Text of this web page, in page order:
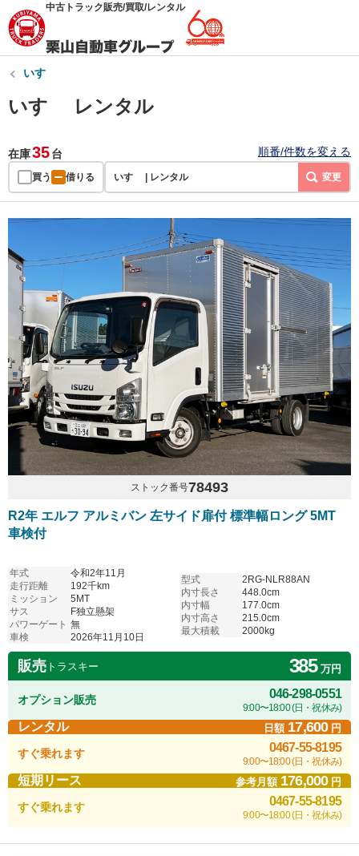
中古トラック販売/買取/レンタル
いすゞ
いすゞ レンタル
在庫35台 順番/件数を変える
買う 借りる いすゞ | レンタル 変更
ストック番号78493
R2年 エルフ アルミバン 左サイド扉付 標準幅ロング 5MT
車検付
年式
令和2年11月
走行距離
192千km
ミッション
5MT
サス
F独立懸架
パワーゲート 無
車検
2026年11月10日
型式
2RG-NLR88AN
内寸長さ
448.0cm
内寸幅
177.0cm
内寸高さ
215.0cm
最大積載
2000kg
販売 トラスキー 385万円
オプション販売 046-298-0551
9:00〜18:00 (日・祝休み)
レンタル 日額 17,600円
すぐ乗れます 0467-55-8195
9:00〜18:00 (日・祝休み)
短期リース 参考月額 176,000円
すぐ乗れます 0467-55-8195
9:00〜18:00 (日・祝休み)